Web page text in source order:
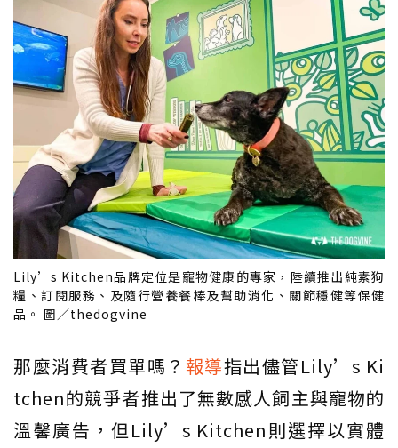
Lily’s Kitchen品牌定位是寵物健康的專家，陸續推出純素狗
糧、訂閱服務、及隨行營養餐棒及幫助消化、關節穩健等保健
品。 圖／thedogvine
那麼消費者買單嗎？ 報導指出儘管Lily’s Ki
tchen的競爭者推出了無數感人飼主與寵物的
溫馨廣告，但Lily’s Kitchen則選擇以實體